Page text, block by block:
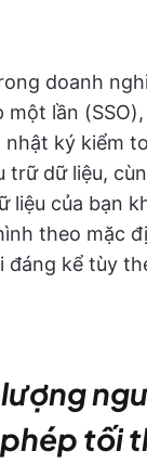
doanh
một lần
ký kiểm
trữ dữ liệu,
liệu của bạn
theo mặc
đáng kể tùy
tối